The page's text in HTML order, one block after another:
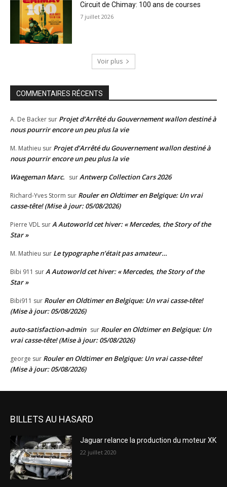
Circuit de Chimay: 100 ans de courses
7 juillet 2026
Voir plus
COMMENTAIRES RÉCENTS
A. De Backer sur Projet d’Arrêté du Gouvernement wallon destiné à
nous pourrir encore un peu plus la vie
M. Mathieu sur Projet d’Arrêté du Gouvernement wallon destiné à
nous pourrir encore un peu plus la vie
Waegeman Marc. surAntwerp Collection Cars 2026
Richard-Yves Storm sur Rouler en Oldtimer en Belgique: Un vrai
casse-tête! (Mise à jour: 05/08/2026)
Pierre VDL surA Autoworld cet hiver: « Mercedes, the Story of the
Star »
M. Mathieu sur Le typographe n’était pas amateur…
Bibi 911 surA Autoworld cet hiver: « Mercedes, the Story of the
Star »
Bibi911 sur Rouler en Oldtimer en Belgique: Un vrai casse-tête!
(Mise à jour: 05/08/2026)
auto-satisfaction-admin sur Rouler en Oldtimer en Belgique: Un
vrai casse-tête! (Mise à jour: 05/08/2026)
george sur Rouler en Oldtimer en Belgique: Un vrai casse-tête!
(Mise à jour: 05/08/2026)
BILLETS AU HASARD
Jaguar relance la production du moteur XK
22 juillet 2020